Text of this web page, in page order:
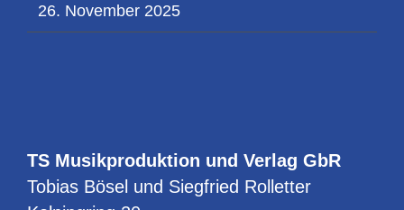
26. November 2025
TS Musikproduktion und Verlag GbR
Tobias Bösel und Siegfried Rolletter